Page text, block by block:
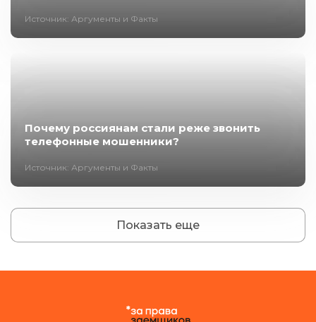
Источник: Аргументы и Факты
Почему россиянам стали реже звонить
телефонные мошенники?
Источник: Аргументы и Факты
Показать еще